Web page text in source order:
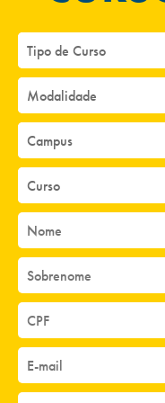
Em 1995, a morte do
Almeida - idealizador,
instituição - não
compromisso com a
alcance social de suas
descendentes e
A internacionalização
Veiga de Almeida
internacional de
principal objetivo
qualidade nas Américas.
O histórico e o cenário
realizações da
descrição dos marcos
décadas de existência,
colaboração de suas